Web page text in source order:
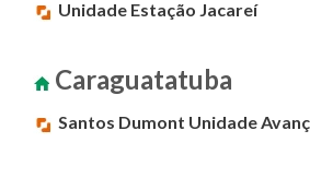
Unidade Estação Jacareí
Caraguatatuba
Santos Dumont Unidade